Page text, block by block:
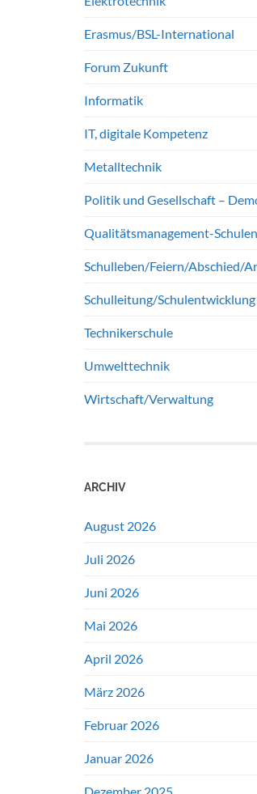
Erasmus/BSL-International
Forum Zukunft
Informatik
IT, digitale Kompetenz
Metalltechnik
Politik und Gesellschaft –
Qualitätsmanagement-
Schulleben/Feiern/Abschied/
Schulleitung/Schulentwicklung
Technikerschule
Umwelttechnik
Wirtschaft/Verwaltung
ARCHIV
August 2026
Juli 2026
Juni 2026
Mai 2026
April 2026
März 2026
Februar 2026
Januar 2026
Dezember 2025